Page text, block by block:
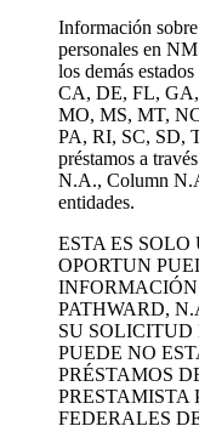
Información
personales en
los demás
CA, DE, FL,
MO, MS, MT,
PA, RI, SC, SD,
préstamos a
N.A., Column
entidades.
ESTA ES
OPORTUN
PATHWARD,
SU SOLICITUD
PUEDE NO
PRÉSTAMOS
PRESTAMISTA
FEDERALES